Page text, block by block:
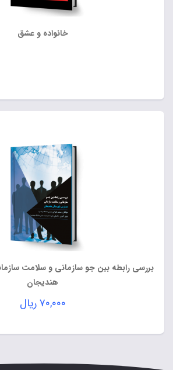
خانواده و عشق
بررسی رابطه بین جو سازمانی و سلامت
هندیجان
۷۰,۰۰۰ریال